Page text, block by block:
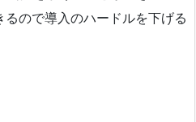
ので導入のハードルを下げる